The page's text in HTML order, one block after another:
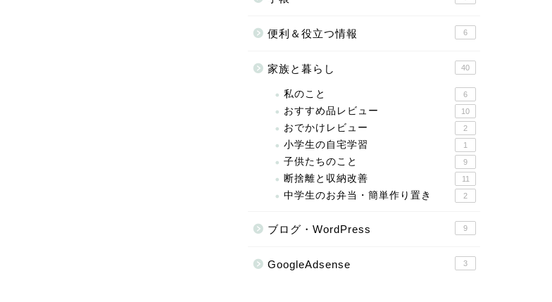
便利＆役立つ情報 6
家族と暮らし 40
私のこと 6
おすすめ品レビュー 10
おでかけレビュー 2
小学生の自宅学習 1
子供たちのこと 9
断捨離と収納改善 11
中学生のお弁当・簡単作り置き 2
ブログ・WordPress 9
GoogleAdsense 3